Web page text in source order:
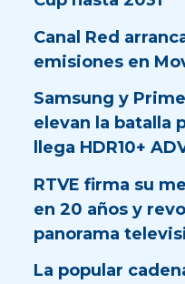
Canal Red
emisiones en
Samsung y
elevan la batalla
llega HDR10+
RTVE firma su
en 20 años y
panorama
La popular